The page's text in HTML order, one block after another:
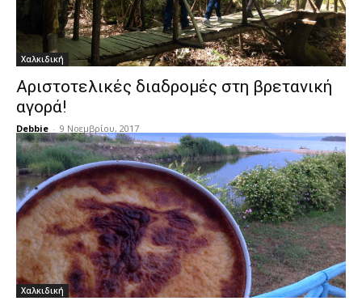
Χαλκιδική
Αριστοτελικές διαδρομές στη βρετανική
αγορά!
Debbie - 9 Νοεμβρίου, 2017
Χαλκιδική